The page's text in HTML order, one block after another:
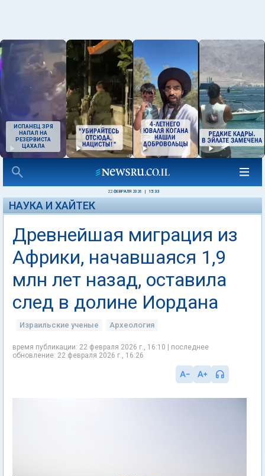
ИСПАНЕЦ ЗРЯ
НАПАЛ НА
РЕЗЕРВИСТА
ЦАХАЛА
22 ФЕВРАЛЯ 2026 15:33
НАУКА И ХАЙТЕК
Древнейшая миграция из
Африки, начавшаяся 1,9
млн лет назад, оставила
след в долине Иордана
Израильские ученые Археология
время публикации: 22 февраля 2026 г., 16:10 | последнее
обновление: 22 февраля 2026 г., 16:26